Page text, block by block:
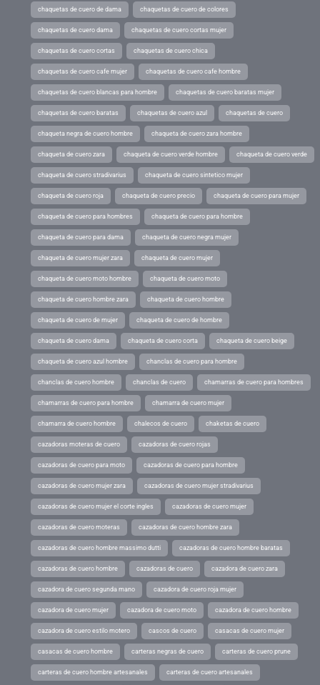
chaquetas de cuero de dama chaquetas de cuero de colores
chaquetas de cuero dama chaquetas de cuero cortas mujer
chaquetas de cuero cortas chaquetas de cuero chica
chaquetas de cuero cafe mujer chaquetas de cuero cafe hombre
chaquetas de cuero blancas para hombre chaquetas de cuero baratas mujer
chaquetas de cuero baratas chaquetas de cuero azul chaquetas de cuero
chaqueta negra de cuero hombre chaqueta de cuero zara hombre
chaqueta de cuero zara chaqueta de cuero verde hombre chaqueta de cuero verde
chaqueta de cuero stradivarius chaqueta de cuero sintetico mujer
chaqueta de cuero roja chaqueta de cuero precio chaqueta de cuero para mujer
chaqueta de cuero para hombres chaqueta de cuero para hombre
chaqueta de cuero para dama chaqueta de cuero negra mujer
chaqueta de cuero mujer zara chaqueta de cuero mujer
chaqueta de cuero moto hombre chaqueta de cuero moto
chaqueta de cuero hombre zara chaqueta de cuero hombre
chaqueta de cuero de mujer chaqueta de cuero de hombre
chaqueta de cuero dama chaqueta de cuero corta chaqueta de cuero beige
chaqueta de cuero azul hombre chanclas de cuero para hombre
chanclas de cuero hombre chanclas de cuero chamarras de cuero para hombres
chamarras de cuero para hombre chamarra de cuero mujer
chamarra de cuero hombre chalecos de cuero chaketas de cuero
cazadoras moteras de cuero cazadoras de cuero rojas
cazadoras de cuero para moto cazadoras de cuero para hombre
cazadoras de cuero mujer zara cazadoras de cuero mujer stradivarius
cazadoras de cuero mujer el corte ingles cazadoras de cuero mujer
cazadoras de cuero moteras cazadoras de cuero hombre zara
cazadoras de cuero hombre massimo dutti cazadoras de cuero hombre baratas
cazadoras de cuero hombre cazadoras de cuero cazadora de cuero zara
cazadora de cuero segunda mano cazadora de cuero roja mujer
cazadora de cuero mujer cazadora de cuero moto cazadora de cuero hombre
cazadora de cuero estilo motero cascos de cuero casacas de cuero mujer
casacas de cuero hombre carteras negras de cuero carteras de cuero prune
carteras de cuero hombre artesanales carteras de cuero artesanales